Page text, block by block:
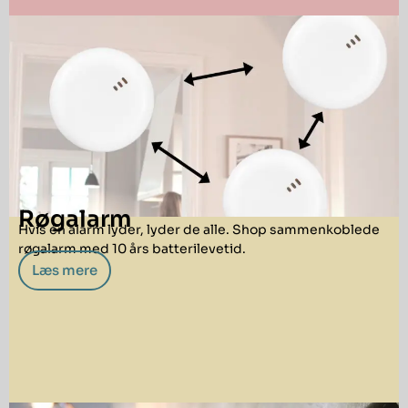
Røgalarm
Hvis én alarm lyder, lyder de alle. Shop sammenkoblede
røgalarm med 10 års batterilevetid.
Læs mere